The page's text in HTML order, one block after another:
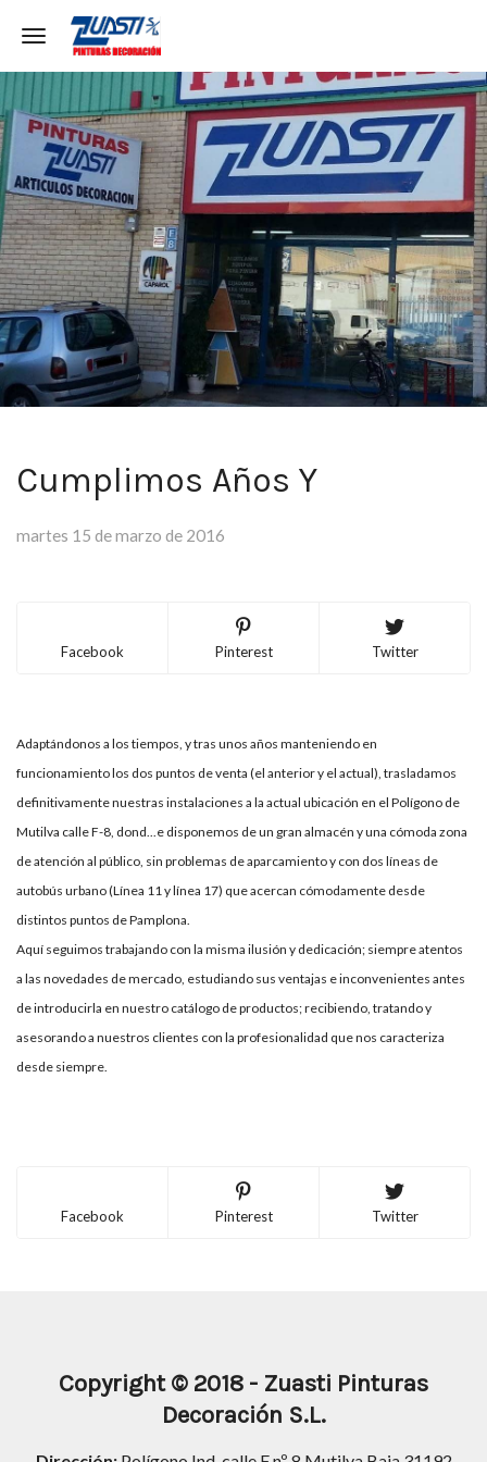
Toggle navigation
Cumplimos Años Y
martes 15 de marzo de 2016
Facebook Pinterest Twitter
Adaptándonos a los tiempos, y tras unos años manteniendo en
funcionamiento los dos puntos de venta (el anterior y el actual), trasladamos
definitivamente nuestras instalaciones a la actual ubicación en el Polígono de
Mutilva calle F-8, dond
e disponemos de un gran almacén y una cómoda zona
de atención al público, sin problemas de aparcamiento y con dos líneas de
autobús urbano (Línea 11 y línea 17) que acercan cómodamente desde
distintos puntos de Pamplona.
Aquí seguimos trabajando con la misma ilusión y dedicación; siempre atentos
a las novedades de mercado, estudiando sus ventajas e inconvenientes antes
de introducirla en nuestro catálogo de productos; recibiendo, tratando y
asesorando a nuestros clientes con la profesionalidad que nos caracteriza
desde siempre.
Facebook Pinterest Twitter
Copyright© 2018 - Zuasti Pinturas
Decoración S.L.